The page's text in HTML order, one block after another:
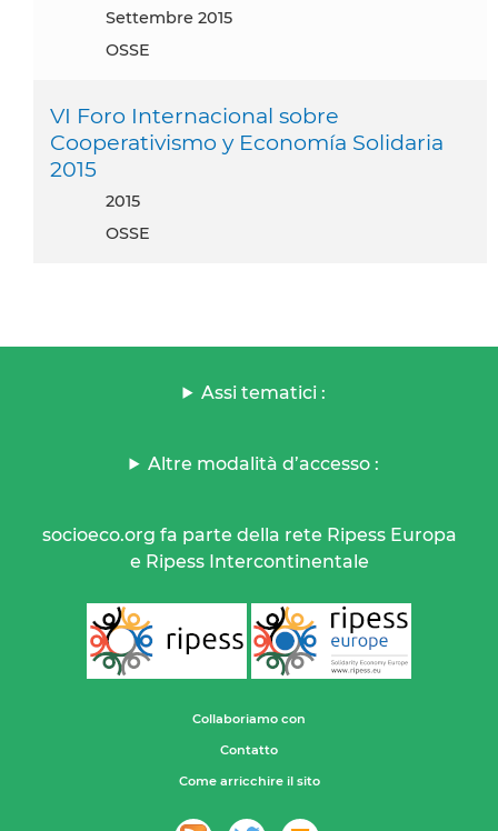
settembre 2015
OSSE
VI Foro Internacional sobre
Cooperativismo y Economía Solidaria
2015
2015
OSSE
Assi tematici :
Altre modalità d’accesso :
socioeco.org fa parte della rete Ripess Europa
e Ripess Intercontinentale
Collaboriamo con
Contatto
Come arricchire il sito